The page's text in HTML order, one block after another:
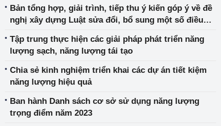
Bản tổng hợp, giải trình, tiếp thu ý kiến góp ý về đề
nghị xây dựng Luật sửa đổi, bổ sung một số điều
Tập trung thực hiện các giải pháp phát triển năng
lượng sạch, năng lượng tái tạo
Chia sẻ kinh nghiệm triển khai các dự án tiết kiệm
năng lượng hiệu quả
Ban hành Danh sách cơ sở sử dụng năng lượng
trọng điểm năm 2023